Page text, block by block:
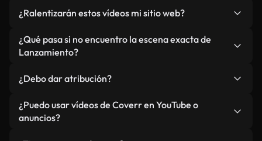
relacionado con Lanzamiento y vídeos generados
por IA. Todo está claramente etiquetado.
¿Ralentizarán estos vídeos mi sitio web?
No si selecciona nuestras versiones optimizadas
para web, diseñadas específicamente para uso de
métricas como LCP.
¿Qué pasa si no encuentro la escena exacta de
Lanzamiento?
Studio. Describe la escena, como "Lanzamiento al
atardecer", y la IA la generará en segundos
conforme a nuestros estándares.
¿Debo dar atribución?
No es necesario. Todos los vídeos en nuestra
biblioteca son royalty-free, aunque siempre se
¿Puedo usar vídeos de Coverr en YouTube o
anuncios?